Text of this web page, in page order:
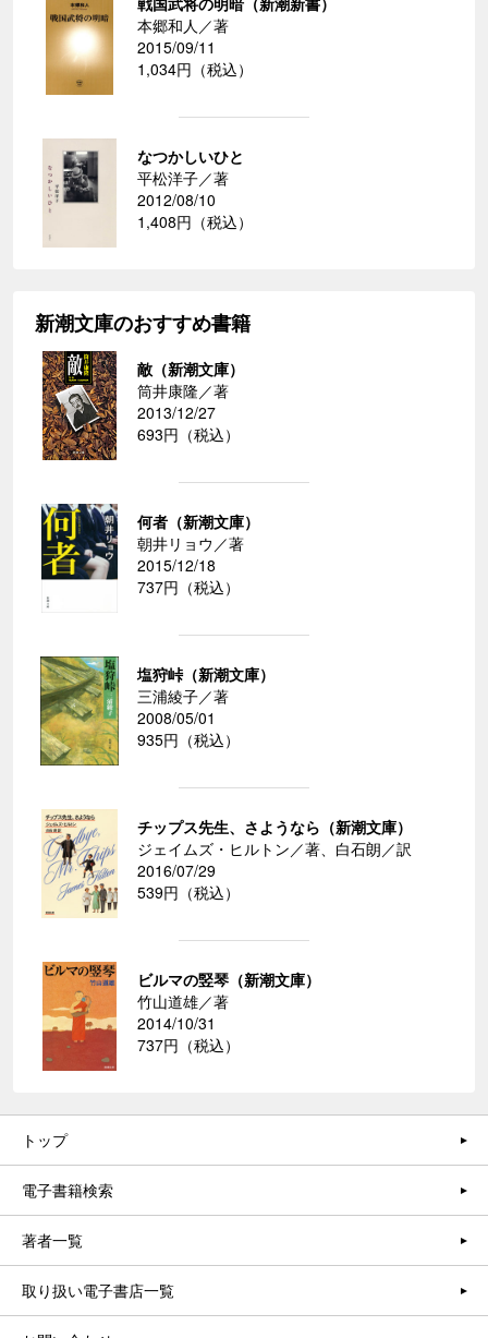
本郷和人／著
2015/09/11
1,034円（税込）
なつかしいひと
平松洋子／著
2012/08/10
1,408円（税込）
新潮文庫のおすすめ書籍
敵（新潮文庫）
筒井康隆／著
2013/12/27
693円（税込）
何者（新潮文庫）
朝井リョウ／著
2015/12/18
737円（税込）
塩狩峠（新潮文庫）
三浦綾子／著
2008/05/01
935円（税込）
チップス先生、さようなら（新潮文庫）
ジェイムズ・ヒルトン／著、白石朗／訳
2016/07/29
539円（税込）
ビルマの竪琴（新潮文庫）
竹山道雄／著
2014/10/31
737円（税込）
トップ
電子書籍検索
著者一覧
取り扱い電子書店一覧